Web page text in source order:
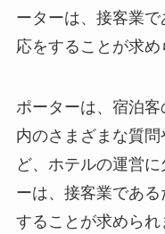
ーターは、接客業
応をすることが求め
ポーターは、宿泊
内のさまざまな質
ど、ホテルの運営に
ーは、接客業であ
することが求められ